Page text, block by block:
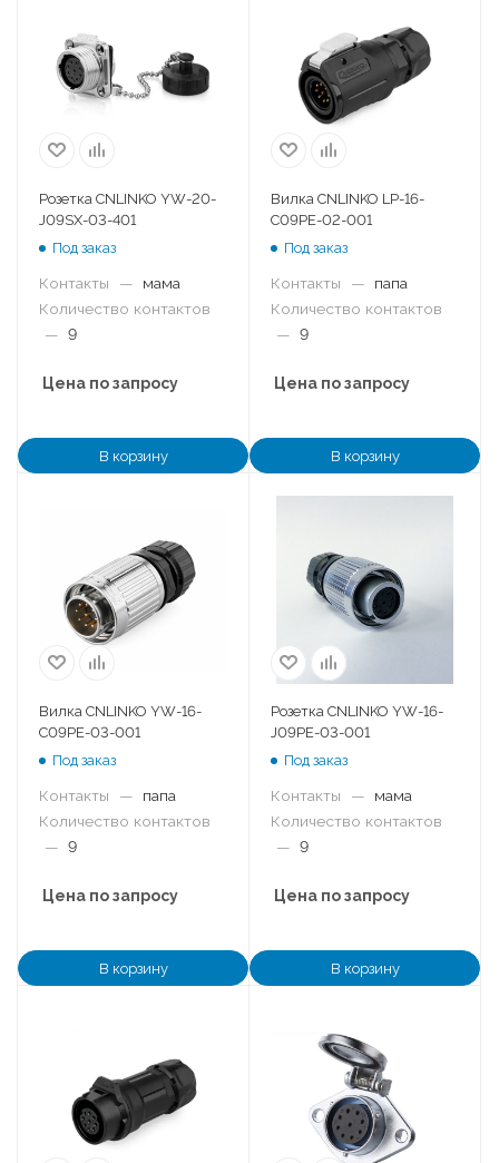
Розетка CNLINKO YW-20-
J09SX-03-401
Под заказ
Контакты —
мама
Количество контактов
— 9
Цена по запросу
В корзину
Вилка CNLINKO LP-16-
C09PE-02-001
Под заказ
Контакты —
папа
Количество контактов
— 9
Цена по запросу
В корзину
Вилка CNLINKO YW-16-
C09PE-03-001
Под заказ
Контакты —
папа
Количество контактов
— 9
Цена по запросу
В корзину
Розетка CNLINKO YW-16-
J09PE-03-001
Под заказ
Контакты —
мама
Количество контактов
— 9
Цена по запросу
В корзину